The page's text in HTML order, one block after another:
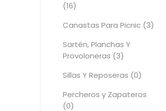
(16)
Canastas Para Picnic (3)
Sartén, Planchas Y
Provoloneras (3)
Sillas Y Reposeras (0)
Percheros y Zapateros
(0)